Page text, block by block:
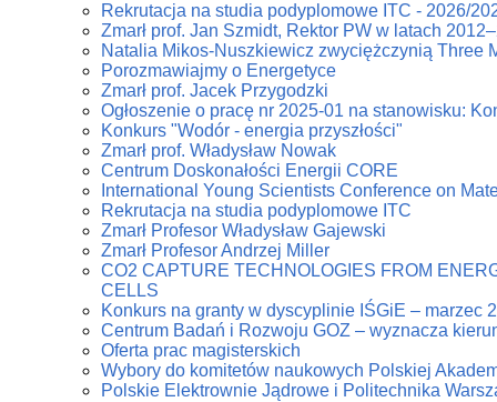
Rekrutacja na studia podyplomowe ITC - 2026/
Zmarł prof. Jan Szmidt, Rektor PW w latach
Natalia Mikos-Nuszkiewicz zwyciężczynią Three
Porozmawiajmy o Energetyce
Zmarł prof. Jacek Przygodzki
Ogłoszenie o pracę nr 2025-01 na stanowisku:
Konkurs "Wodór - energia przyszłości"
Zmarł prof. Władysław Nowak
Centrum Doskonałości Energii CORE
International Young Scientists Conference on
Rekrutacja na studia podyplomowe ITC
Zmarł Profesor Władysław Gajewski
Zmarł Profesor Andrzej Miller
CO2 CAPTURE TECHNOLOGIES FROM
CELLS
Konkurs na granty w dyscyplinie IŚGiE – marzec
Centrum Badań i Rozwoju GOZ – wyznacza
Oferta prac magisterskich
Wybory do komitetów naukowych Polskiej
Polskie Elektrownie Jądrowe i Politechnika